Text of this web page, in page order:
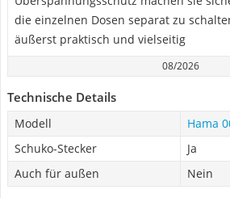
die einzelnen Dosen separat zu
äußerst praktisch und vielseitig
08/2026
Technische Details
Modell
Hama
Schuko-Stecker
Ja
Auch für außen
Nein